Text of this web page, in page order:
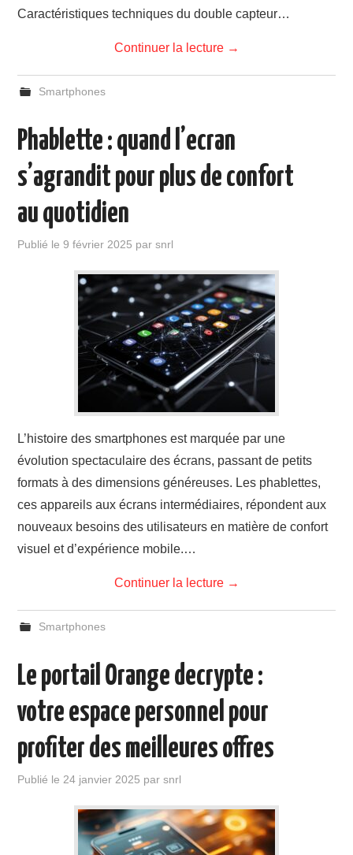
Caractéristiques techniques du double capteur…
Continuer la lecture →
Smartphones
Phablette : quand l’ecran
s’agrandit pour plus de confort
au quotidien
Publié le9 février 2025 parsnrl
L’histoire des smartphones est marquée par une
évolution spectaculaire des écrans, passant de petits
formats à des dimensions généreuses. Les phablettes,
ces appareils aux écrans intermédiaires, répondent aux
nouveaux besoins des utilisateurs en matière de confort
visuel et d’expérience mobile.…
Continuer la lecture →
Smartphones
Le portail Orange decrypte :
votre espace personnel pour
profiter des meilleures offres
Publié le24 janvier 2025 parsnrl